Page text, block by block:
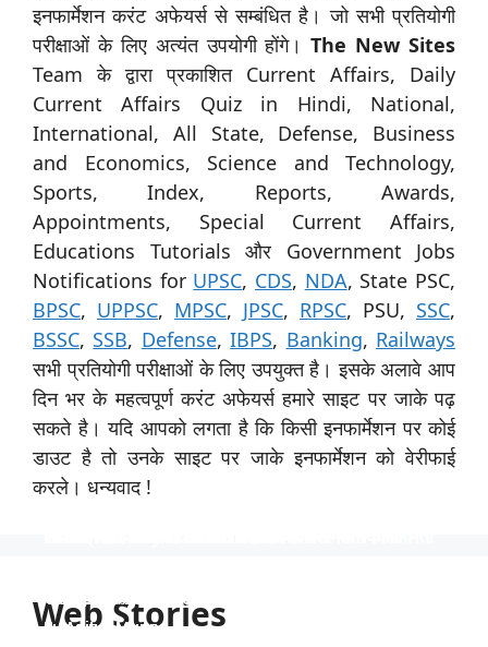
इनफार्मेशन करंट अफेयर्स से सम्बंधित है। जो सभी प्रतियोगी
परीक्षाओं के लिए अत्यंत उपयोगी होंगे।The New Sites
Team के द्वारा प्रकाशित Current Affairs, Daily
Current Affairs Quiz in Hindi, National,
International, All State, Defense, Business
and Economics, Science and Technology,
Sports, Index, Reports, Awards,
Appointments, Special Current Affairs,
Educations Tutorials और Government Jobs
Notifications for UPSC, CDS, NDA, State PSC,
BPSC, UPPSC, MPSC, JPSC, RPSC, PSU, SSC,
BSSC, SSB, Defense,IBPS, Banking, Railways
सभी प्रतियोगी परीक्षाओं के लिए उपयुक्त है। इसके अलावे आप
दिन भर के महत्वपूर्ण करंट अफेयर्स हमारे साइट पर जाके पढ़
सकते है। यदि आपको लगता है कि किसी इनफार्मेशन पर कोई
डाउट है तो उनके साइट पर जाके इनफार्मेशन को वेरीफाई
करले। धन्यवाद !
Web Stories
सीमा 62 साल तक, साढ़े 4 लाख रुपये की सैलरी।
By Aditya Munna
40 साल तक और 1 लाख से अधिक की सैलरी।
By Aditya Munna
और 90 हजार रुपये से अधिक की सैलरी
By Aditya Munna
अवसर, वेतन 56 हजार तक
By Aditya Munna
1,80,000 तक
By Aditya Munna